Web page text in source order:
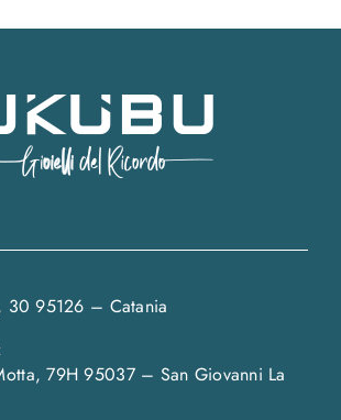
30 95126 – Catania
79H 95037 – San Giovanni La